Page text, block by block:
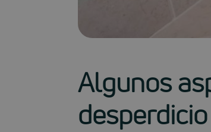
Algunos